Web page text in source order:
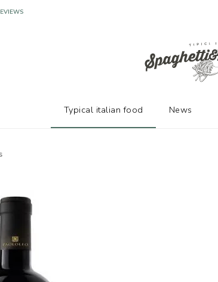
EXCELLENT MANUFACTURERS
Typical italian food News